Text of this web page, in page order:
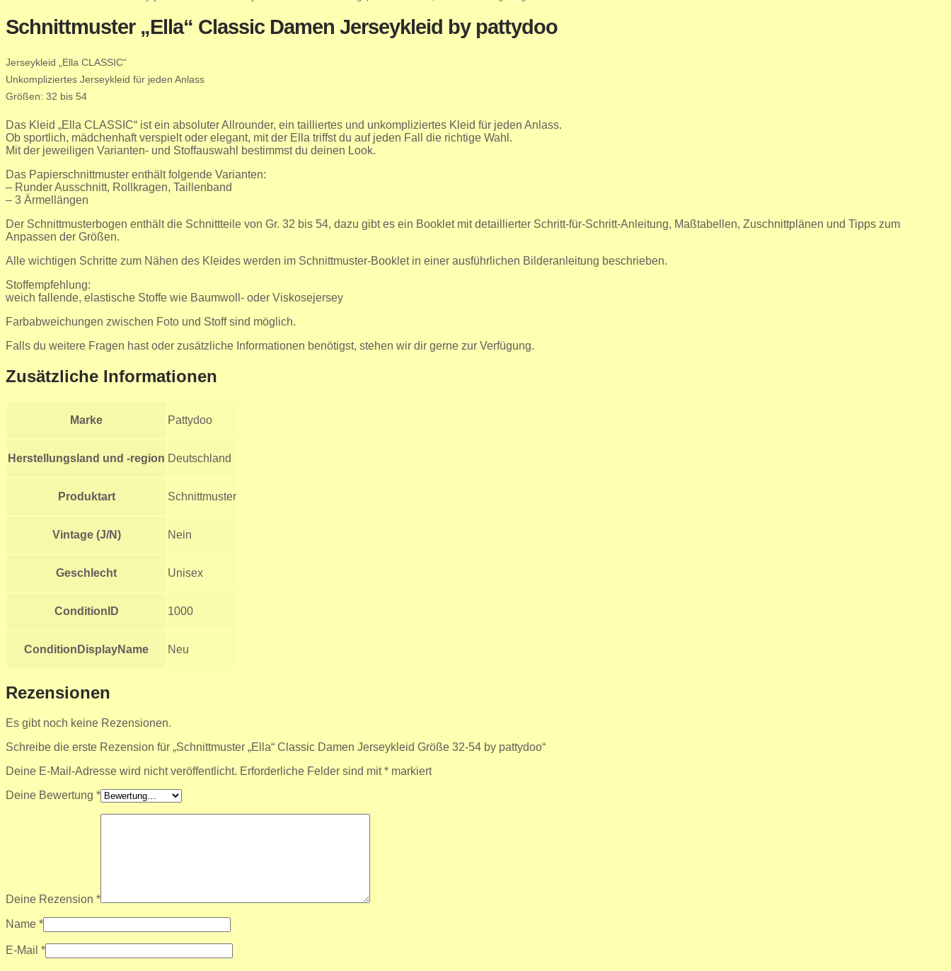
Schnittmuster „Ella“ Classic Damen Jerseykleid by pattydoo
Jerseykleid „Ella CLASSIC“
Unkompliziertes Jerseykleid für jeden Anlass
Größen: 32 bis 54
Das Kleid „Ella CLASSIC“ ist ein absoluter Allrounder, ein tailliertes und unkompliziertes Kleid für jeden Anlass.
Ob sportlich, mädchenhaft verspielt oder elegant, mit der Ella triffst du auf jeden Fall die richtige Wahl.
Mit der jeweiligen Varianten- und Stoffauswahl bestimmst du deinen Look.
Das Papierschnittmuster enthält folgende Varianten:
– Runder Ausschnitt, Rollkragen, Taillenband
– 3 Ärmellängen
Der Schnittmusterbogen enthält die Schnittteile von Gr. 32 bis 54, dazu gibt es ein Booklet mit detaillierter Schritt-für-Schritt-Anleitung, Maßtabellen, Zuschnittplänen und Tipps zum
Anpassen der Größen.
Alle wichtigen Schritte zum Nähen des Kleides werden im Schnittmuster-Booklet in einer ausführlichen Bilderanleitung beschrieben.
Stoffempfehlung:
weich fallende, elastische Stoffe wie Baumwoll- oder Viskosejersey
Farbabweichungen zwischen Foto und Stoff sind möglich.
Falls du weitere Fragen hast oder zusätzliche Informationen benötigst, stehen wir dir gerne zur Verfügung.
Zusätzliche Informationen
Marke Pattydoo
Herstellungsland und -region Deutschland
Produktart Schnittmuster
Vintage (J/N) Nein
Geschlecht Unisex
ConditionID 1000
ConditionDisplayName Neu
Rezensionen
Es gibt noch keine Rezensionen.
Schreibe die erste Rezension für „Schnittmuster „Ella“ Classic Damen Jerseykleid Größe 32-54 by pattydoo“
Deine E-Mail-Adresse wird nicht veröffentlicht. Erforderliche Felder sind mit* markiert
Deine Bewertung *
Deine Rezension *
Name *
E-Mail *